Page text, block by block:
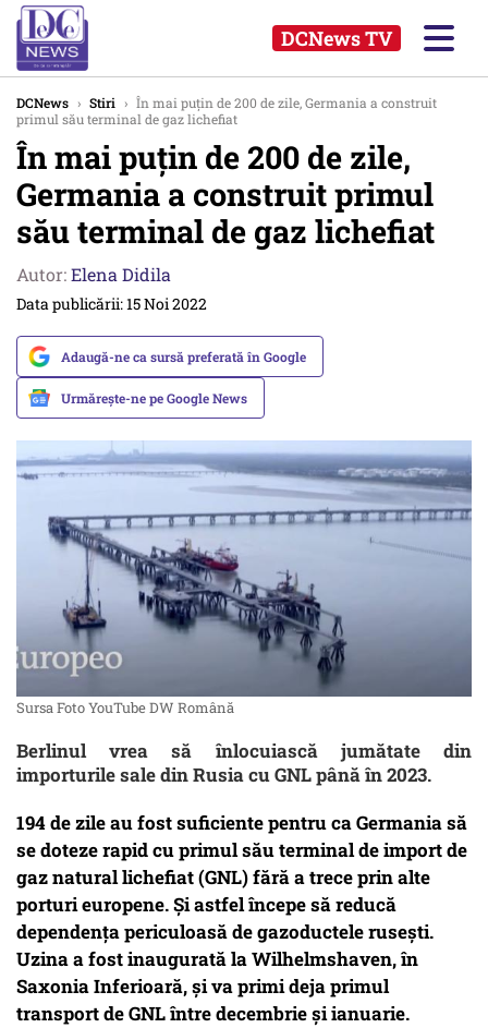
DCNews TV
DCNews › Stiri › În mai puțin de 200 de zile, Germania a construit
primul său terminal de gaz lichefiat
În mai puțin de 200 de zile,
Germania a construit primul
său terminal de gaz lichefiat
Autor:Elena Didila
Data publicării: 15 Noi 2022
Adaugă-ne ca sursă preferată în Google
Urmărește-ne pe Google News
Sursa Foto YouTube DW Română
Berlinul vrea să înlocuiască jumătate din
importurile sale din Rusia cu GNL până în 2023.
194 de zile au fost suficiente pentru ca Germania să
se doteze rapid cu primul său terminal de import de
gaz natural lichefiat (GNL) fără a trece prin alte
porturi europene. Și astfel începe să reducă
dependența periculoasă de gazoductele rusești.
Uzina a fost inaugurată la Wilhelmshaven, în
Saxonia Inferioară, și va primi deja primul
transport de GNL între decembrie și ianuarie.